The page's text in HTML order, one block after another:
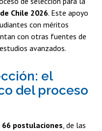
Chile 2026. Este apoyo
con méritos
con otras fuentes de
avanzados.
el
del proceso
66 postulaciones , de las